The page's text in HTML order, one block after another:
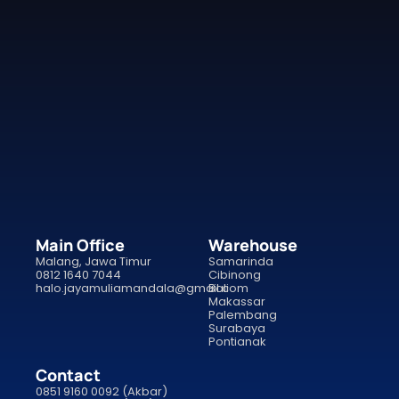
Main Office
Malang, Jawa Timur
0812 1640 7044
halo.jayamuliamandala@gmail.com
Warehouse
Samarinda
Cibinong
Bali
Makassar
Palembang
Surabaya
Pontianak
Contact
0851 9160 0092 (Akbar)